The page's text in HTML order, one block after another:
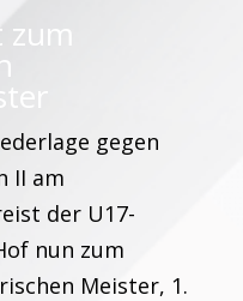
zum
gegen
II am
der U17-
nun zum
Meister, 1.